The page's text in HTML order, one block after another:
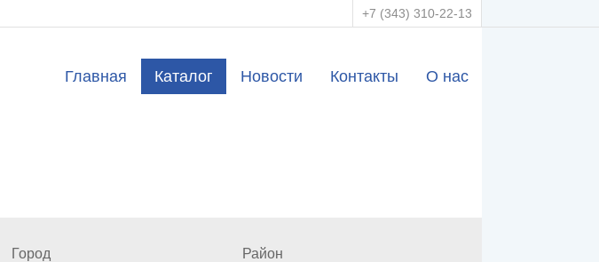
+7 (343) 310-22-13
Главная Каталог Новости Контакты О нас
Город Район